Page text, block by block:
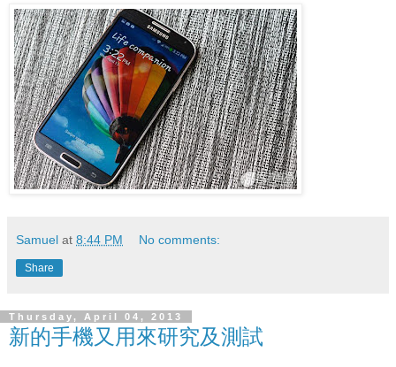
Samuel at 8:44 PM No comments:
Share
Thursday, April 04, 2013
新的手機又用來研究及測試